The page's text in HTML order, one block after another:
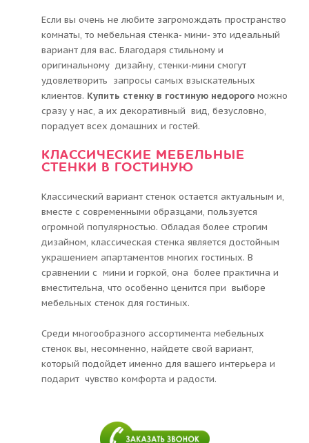
Если вы очень не любите загромождать пространство
комнаты, то мебельная стенка- мини- это идеальный
вариант для вас. Благодаря стильному и
оригинальному дизайну, стенки-мини смогут
удовлетворить запросы самых взыскательных
клиентов. Купить стенку в гостиную недорого можно
сразу у нас, а их декоративный вид, безусловно,
порадует всех домашних и гостей.
КЛАССИЧЕСКИЕ МЕБЕЛЬНЫЕ
СТЕНКИ В ГОСТИНУЮ
Классический вариант стенок остается актуальным и,
вместе с современными образцами, пользуется
огромной популярностью. Обладая более строгим
дизайном, классическая стенка является достойным
украшением апартаментов многих гостиных. В
сравнении с мини и горкой, она более практична и
вместительна, что особенно ценится при выборе
мебельных стенок для гостиных.
Среди многообразного ассортимента мебельных
стенок вы, несомненно, найдете свой вариант,
который подойдет именно для вашего интерьера и
подарит чувство комфорта и радости.